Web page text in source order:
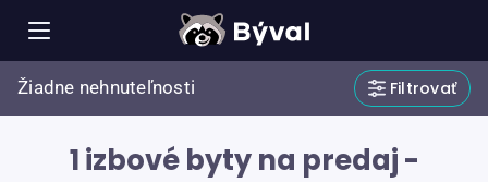
Žiadne nehnuteľnosti Filtrovať
1 izbové byty na predaj -